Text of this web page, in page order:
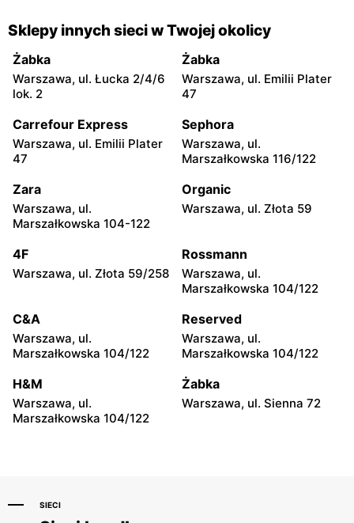
Otwock, ul. Kupiecka 2
Podkowa Leśna, ul. Gołębia
H&M
Nowy Dwór Mazowiecki, ul.
H&M
Żyrardów, ul. 1 Maja 40
H&M
Sochaczew, ul.
H&M
Ciechanów, ul.
H&M
Siedlce, ul. Józefa
H&M
H&M H&M
Radom al. Józefa
H&M
Ostrołęka, ul. Gen. Augusta
H&M
Tomaszów Mazowiecki, ul.
H&M
Puławy, ul. Lubelska 2
H&M
Sklepy innych sieci w Twojej okolicy
Żabka
Warszawa, ul. Łucka 2/4/6
lok. 2
Żabka
Warszawa, ul. Emilii Plater
47
Carrefour Express
Warszawa, ul. Emilii Plater
47
Sephora
Warszawa, ul.
Marszałkowska 116/122
Zara
Warszawa, ul.
Marszałkowska 104-122
Organic
Warszawa, ul. Złota 59
4F
Warszawa, ul. Złota 59/258
Rossmann
Warszawa, ul.
Marszałkowska 104/122
C&A
Warszawa, ul.
Marszałkowska 104/122
Reserved
Warszawa, ul.
Marszałkowska 104/122
H&M
Warszawa, ul.
Marszałkowska 104/122
Żabka
Warszawa, ul. Sienna 72
SIECI